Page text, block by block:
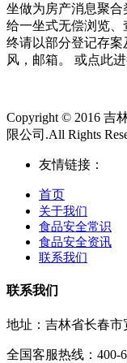
坐做为房产消息聚
给一坐式无偿浏览
终请以部分登记存
风，邮箱。 或点此
Copyright © 2016 吉
限公司.All Rights
友情链接：
首页
关于我们
食品安全常识
食品安全资讯
联系我们
联系我们
地址：吉林省长春市
全国客服热线：400-